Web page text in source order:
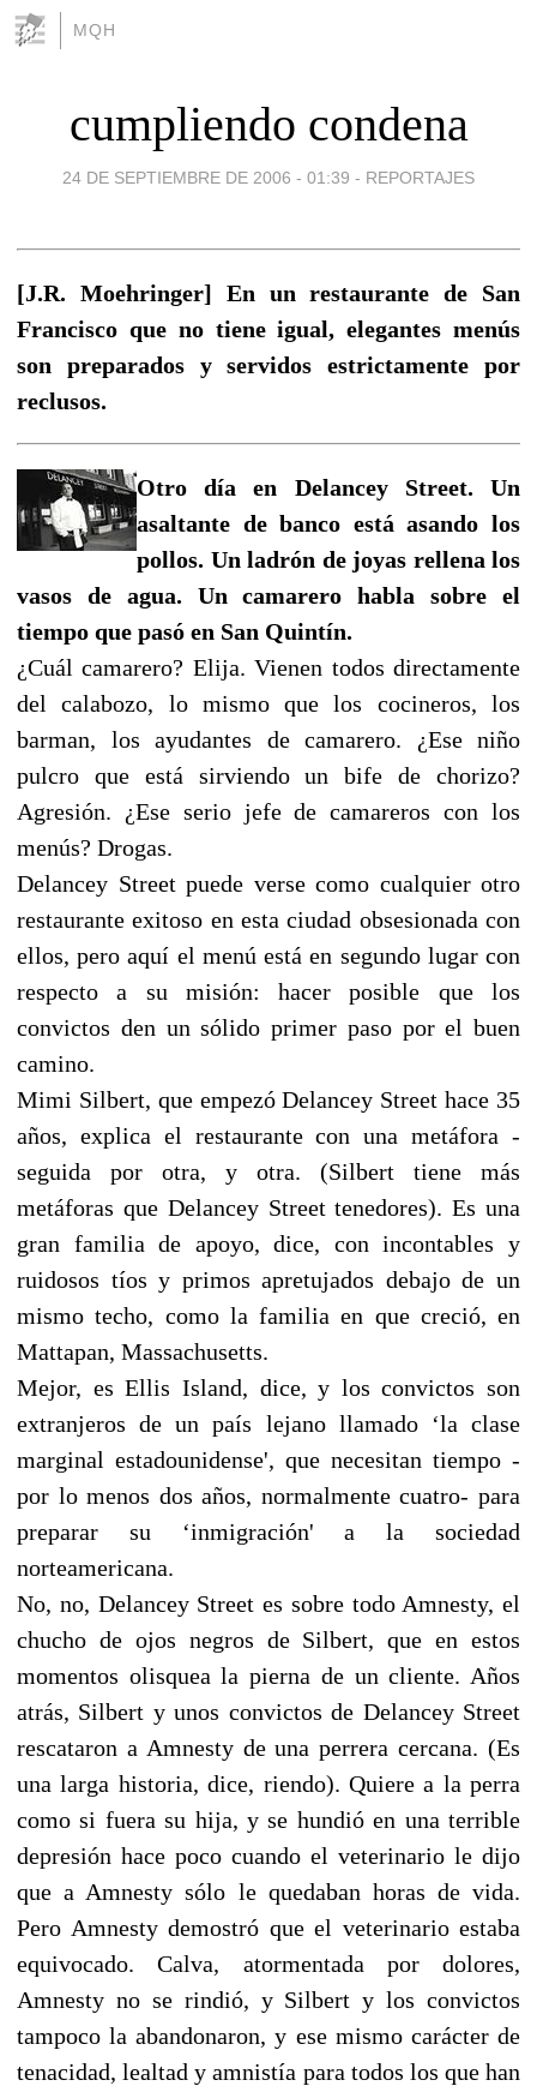
MQH
cumpliendo condena
24 DE SEPTIEMBRE DE 2006 - 01:39 - REPORTAJES
[J.R. Moehringer] En un restaurante de San
Francisco que no tiene igual, elegantes menús
son preparados y servidos estrictamente por
reclusos.
Otro día en Delancey Street. Un
asaltante de banco está asando los
pollos. Un ladrón de joyas rellena los
vasos de agua. Un camarero habla sobre el
tiempo que pasó en San Quintín.
¿Cuál camarero? Elija. Vienen todos directamente
del calabozo, lo mismo que los cocineros, los
barman, los ayudantes de camarero. ¿Ese niño
pulcro que está sirviendo un bife de chorizo?
Agresión. ¿Ese serio jefe de camareros con los
menús? Drogas.
Delancey Street puede verse como cualquier otro
restaurante exitoso en esta ciudad obsesionada con
ellos, pero aquí el menú está en segundo lugar con
respecto a su misión: hacer posible que los
convictos den un sólido primer paso por el buen
camino.
Mimi Silbert, que empezó Delancey Street hace 35
años, explica el restaurante con una metáfora -
seguida por otra, y otra. (Silbert tiene más
metáforas que Delancey Street tenedores). Es una
gran familia de apoyo, dice, con incontables y
ruidosos tíos y primos apretujados debajo de un
mismo techo, como la familia en que creció, en
Mattapan, Massachusetts.
Mejor, es Ellis Island, dice, y los convictos son
extranjeros de un país lejano llamado ‘la clase
marginal estadounidense', que necesitan tiempo -
por lo menos dos años, normalmente cuatro- para
preparar su ‘inmigración' a la sociedad
norteamericana.
No, no, Delancey Street es sobre todo Amnesty, el
chucho de ojos negros de Silbert, que en estos
momentos olisquea la pierna de un cliente. Años
atrás, Silbert y unos convictos de Delancey Street
rescataron a Amnesty de una perrera cercana. (Es
una larga historia, dice, riendo). Quiere a la perra
como si fuera su hija, y se hundió en una terrible
depresión hace poco cuando el veterinario le dijo
que a Amnesty sólo le quedaban horas de vida.
Pero Amnesty demostró que el veterinario estaba
equivocado. Calva, atormentada por dolores,
Amnesty no se rindió, y Silbert y los convictos
tampoco la abandonaron, y ese mismo carácter de
tenacidad, lealtad y amnistía para todos los que han